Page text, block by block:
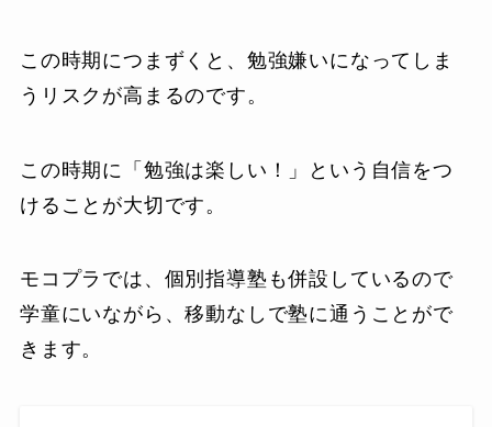
この時期につまずくと、勉強嫌いになってしま
うリスクが高まるのです。
この時期に「勉強は楽しい！」という自信をつ
けることが大切です。
モコプラでは、個別指導塾も併設しているので
学童にいながら、移動なしで塾に通うことがで
きます。